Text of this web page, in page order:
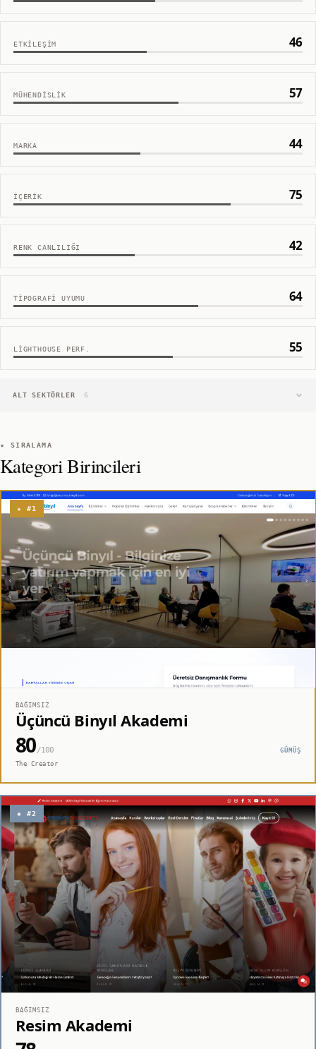
ETKILEŞIM 46
MÜHENDISLIK 57
MARKA 44
İÇERIK 75
RENK CANLILIĞI 42
TIPOGRAFI UYUMU 64
LIGHTHOUSE PERF. 55
ALT SEKTÖRLER 6
★ SIRALAMA
Kategori Birincileri
★ #1
BAĞIMSIZ
Üçüncü Binyıl Akademi
80/100
GÜMÜŞ
The Creator
◈ #2
BAĞIMSIZ
Resim Akademi